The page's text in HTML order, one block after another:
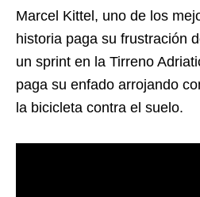
Marcel Kittel, uno de los
historia paga su frustración
un sprint en la Tirreno
paga su enfado arrojando
la bicicleta contra el suelo.